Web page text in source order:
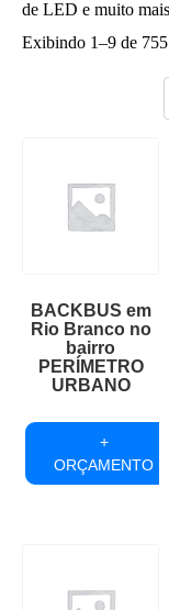
de LED e muito
Exibindo 1–9 de
BACKBUS em
Rio Branco no
bairro
PERÍMETRO
URBANO
+
ORÇAMENTO